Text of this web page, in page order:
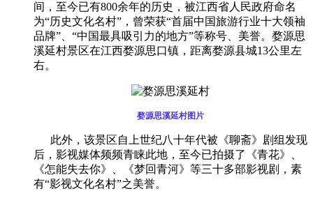
间，至今已有800余年的历史，被江西省人民政府命名
为“历史文化名村”，曾荣获“首届中国旅游行业十大领袖
品牌”、“中国最具吸引力的地方”等称号、美誉。婺源思
溪延村景区在江西婺源思口镇，距离婺源县城13公里左
右。
婺源思溪延村图片
此外，该景区自上世纪八十年代被《聊斋》剧组发现
后，影视媒体频频青睐此地，至今已拍摄了《青花》、
《怎能失去你》、《梦回青河》等三十多部影视剧，素
有“影视文化名村”之美誉。